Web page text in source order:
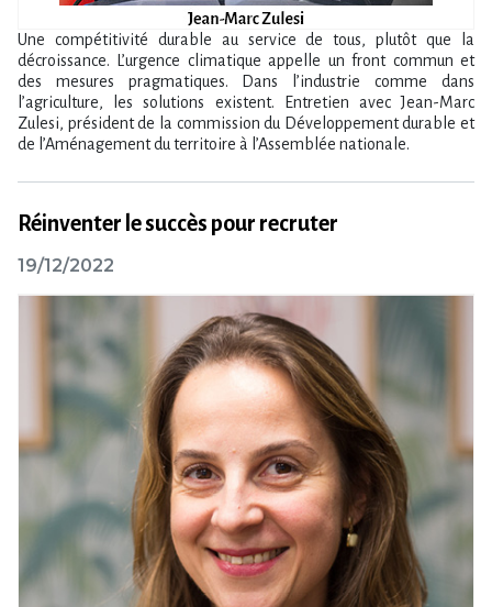
Une compétitivité durable au service de tous, plutôt que la
décroissance. L’urgence climatique appelle un front commun et
des mesures pragmatiques. Dans l’industrie comme dans
l’agriculture, les solutions existent. Entretien avec Jean-Marc
Zulesi, président de la commission du Développement durable et
de l’Aménagement du territoire à l’Assemblée nationale.
Réinventer le succès pour recruter
19/12/2022